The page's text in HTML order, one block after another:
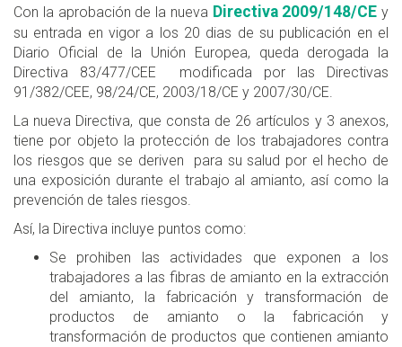
Con la aprobación de la nueva Directiva 2009/148/CE y
su entrada en vigor a los 20 dias de su publicación en el
Diario Oficial de la Unión Europea, queda derogada la
Directiva 83/477/CEE modificada por las Directivas
91/382/CEE, 98/24/CE, 2003/18/CE y 2007/30/CE.
La nueva Directiva, que consta de 26 artículos y 3 anexos,
tiene por objeto la protección de los trabajadores contra
los riesgos que se deriven para su salud por el hecho de
una exposición durante el trabajo al amianto, así como la
prevención de tales riesgos.
Así, la Directiva incluye puntos como:
Se prohiben las actividades que exponen a los
trabajadores a las fibras de amianto en la extracción
del amianto, la fabricación y transformación de
productos de amianto o la fabricación y
transformación de productos que contienen amianto